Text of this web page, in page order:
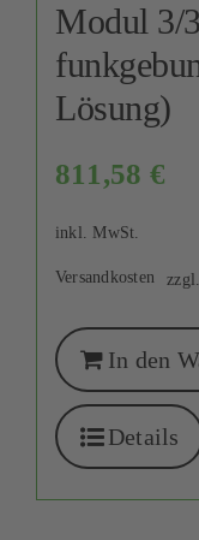
Modul 3/
Lösung)
811,58 €
inkl. MwSt.
zzgl.
Versandkosten
In den
Details